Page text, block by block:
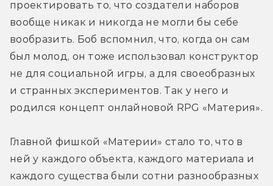
проектировать то, что создатели наборов
вообще никак и никогда не могли бы себе
вообразить. Боб вспомнил, что, когда он сам
был молод, он тоже использовал конструктор
не для социальной игры, а для своеобразных
и странных экспериментов. Так у него и
родился концепт онлайновой RPG «Материя».
Главной фишкой «Материи» стало то, что в
ней у каждого объекта, каждого материала и
каждого существа были сотни разнообразных